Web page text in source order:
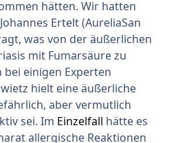
hätten. Wir hatten
Ertelt (AureliaSan
was von der äußerlichen
mit Fumarsäure zu
bei einigen Experten
hielt eine äußerliche
aber vermutlich
sei. Im Einzelfall hätte es
allergische Reaktionen